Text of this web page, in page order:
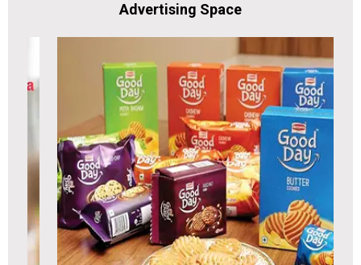
Advertising Space